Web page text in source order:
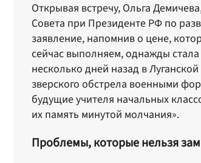
Открывая встречу, Ольга
Совета при Президенте РФ по
заявление, напомнив о цене,
сейчас выполняем, однажды
несколько дней назад в
зверского обстрела военными
будущие учителя начальных
их память минутой молчания».
Проблемы, которые нельзя